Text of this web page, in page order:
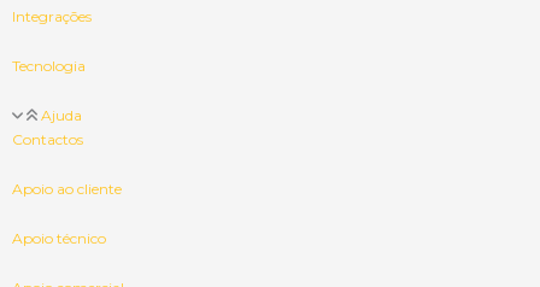
Integrações
Tecnologia
Ajuda
Contactos
Apoio ao cliente
Apoio técnico